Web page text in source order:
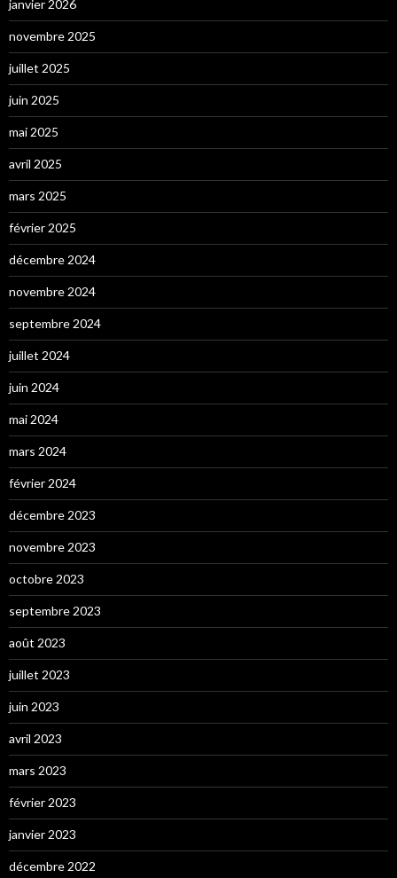
janvier 2026
novembre 2025
juillet 2025
juin 2025
mai 2025
avril 2025
mars 2025
février 2025
décembre 2024
novembre 2024
septembre 2024
juillet 2024
juin 2024
mai 2024
mars 2024
février 2024
décembre 2023
novembre 2023
octobre 2023
septembre 2023
août 2023
juillet 2023
juin 2023
avril 2023
mars 2023
février 2023
janvier 2023
décembre 2022